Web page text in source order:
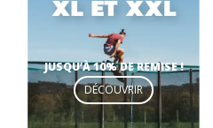
JUSQU’À 10% DE REMISE !
DÉCOUVRIR